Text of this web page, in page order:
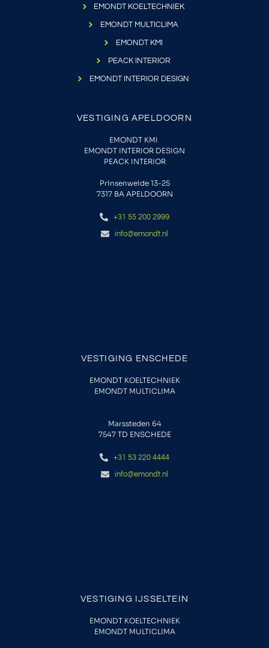
EMONDT KOELTECHNIEK
EMONDT MULTICLIMA
EMONDT KMI
PEACK INTERIOR
EMONDT INTERIOR DESIGN
VESTIGING APELDOORN
EMONDT KMI
EMONDT INTERIOR DESIGN
PEACK INTERIOR
Prinsenweide 13-25
7317 BA APELDOORN
+31 55 200 2999
info@emondt.nl
VESTIGING ENSCHEDE
EMONDT KOELTECHNIEK
EMONDT MULTICLIMA
Marssteden 64
7547 TD ENSCHEDE
+31 53 220 4444
info@emondt.nl
VESTIGING IJSSELTEIN
EMONDT KOELTECHNIEK
EMONDT MULTICLIMA